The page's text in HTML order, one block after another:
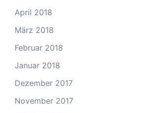
April 2018
März 2018
Februar 2018
Januar 2018
Dezember 2017
November 2017